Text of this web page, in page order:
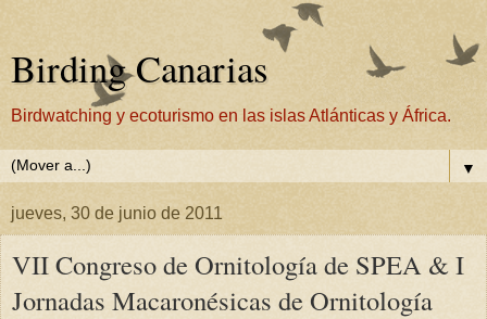
Birding Canarias
Birdwatching y ecoturismo en las islas Atlánticas y África.
▼
jueves, 30 de junio de 2011
VII Congreso de Ornitología de SPEA & I
Jornadas Macaronésicas de Ornitología